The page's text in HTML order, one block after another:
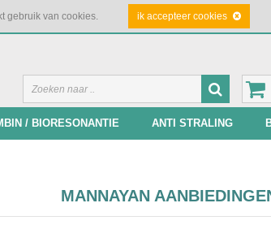
gebruik van cookies. ik accepteer cookies
/ BIORESONANTIE ANTI STRALING
MANNAYAN